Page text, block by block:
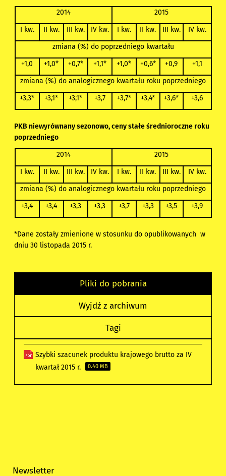
2014
2015
I kw.
II kw. III kw. IV kw. I kw. II kw. III kw.
IV kw.
zmiana (%) do poprzedniego kwartału
+1,0
+1,0* +0,7* +1,1* +1,0* +0,6* +0,9
+1,1
zmiana (%) do analogicznego kwartału roku poprzedniego
+3,3*
+3,1* +3,1* +3,7 +3,7* +3,4* +3,6* +3,6
PKB niewyrównany sezonowo, ceny stałe średnioroczne roku
poprzedniego
2014
2015
I kw.
II kw. III kw. IV kw. I kw. II kw. III kw.
IV kw.
zmiana (%) do analogicznego kwartału roku poprzedniego
+3,4
+3,4 +3,3 +3,3 +3,7 +3,3 +3,5 +3,9
*Dane zostały zmienione w stosunku do opublikowanych w
dniu 30 listopada 2015 r.
Pliki do pobrania
Wyjdź z archiwum
Tagi
Szybki szacunek produktu krajowego brutto za IV
kwartał 2015 r.
0.40 MB
Newsletter